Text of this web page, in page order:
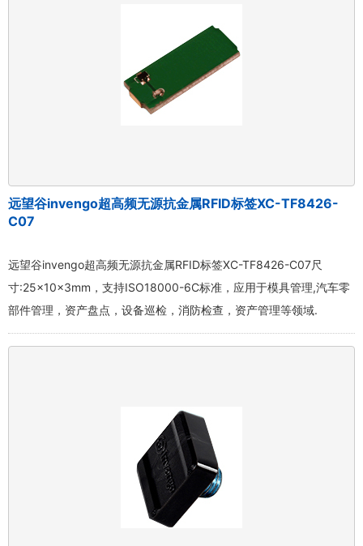
远望谷invengo超高频无源抗金属RFID标签XC-TF8426-
C07
远望谷invengo超高频无源抗金属RFID标签XC-TF8426-C07尺
寸:25×10×3mm，支持ISO18000-6C标准，应用于模具管理,汽车零
部件管理，资产盘点，设备巡检，消防检查，资产管理等领域.